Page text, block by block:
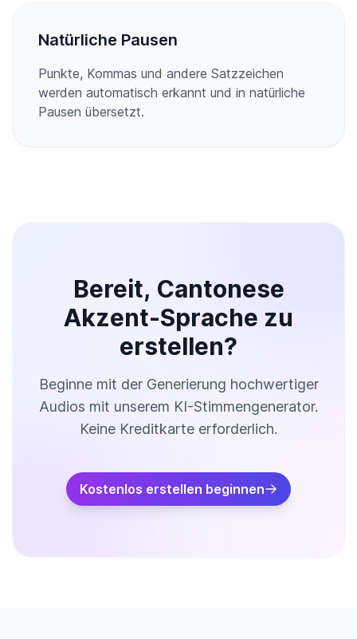
Natürliche Pausen
Punkte, Kommas und andere Satzzeichen
werden automatisch erkannt und in natürliche
Pausen übersetzt.
Bereit, Cantonese
Akzent-Sprache zu
erstellen?
Beginne mit der Generierung hochwertiger
Audios mit unserem KI-Stimmengenerator.
Keine Kreditkarte erforderlich.
Kostenlos erstellen beginnen